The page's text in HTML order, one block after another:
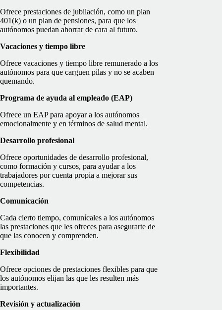
Ofrece prestaciones de jubilación, como un plan
401(k) o un plan de pensiones, para que los
autónomos puedan ahorrar de cara al futuro.
Vacaciones y tiempo libre
Ofrece vacaciones y tiempo libre remunerado a los
autónomos para que carguen pilas y no se acaben
quemando.
Programa de ayuda al empleado (EAP)
Ofrece un EAP para apoyar a los autónomos
emocionalmente y en términos de salud mental.
Desarrollo profesional
Ofrece oportunidades de desarrollo profesional,
como formación y cursos, para ayudar a los
trabajadores por cuenta propia a mejorar sus
competencias.
Comunicación
Cada cierto tiempo, comunícales a los autónomos
las prestaciones que les ofreces para asegurarte de
que las conocen y comprenden.
Flexibilidad
Ofrece opciones de prestaciones flexibles para que
los autónomos elijan las que les resulten más
importantes.
Revisión y actualización